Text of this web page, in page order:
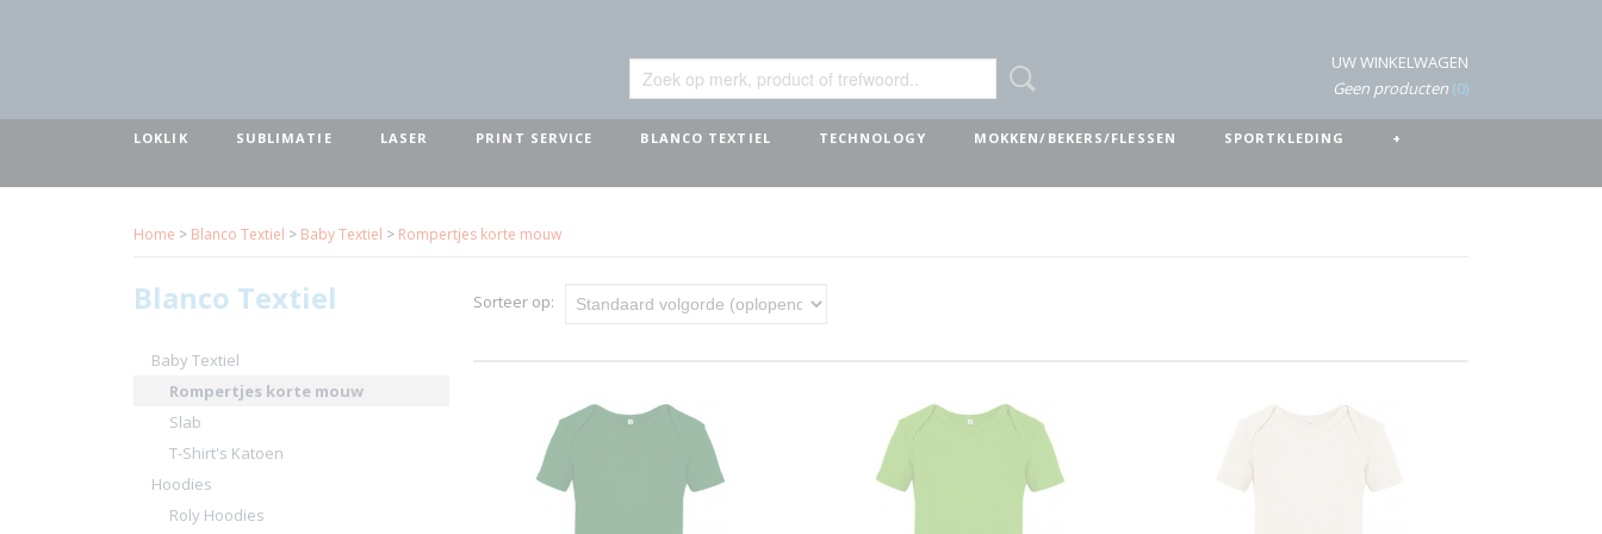
UW WINKELWAGEN
Geen producten (0)
LOKLIK SUBLIMATIE LASER PRINT SERVICE BLANCO TEXTIEL TECHNOLOGY MOKKEN/BEKERS/FLESSEN SPORTKLEDING +
Home > Blanco Textiel > Baby Textiel > Rompertjes korte mouw
Blanco Textiel
Baby Textiel
Rompertjes korte mouw
Slab
T-Shirt's Katoen
Hoodies
Roly Hoodies
Sorteer op: